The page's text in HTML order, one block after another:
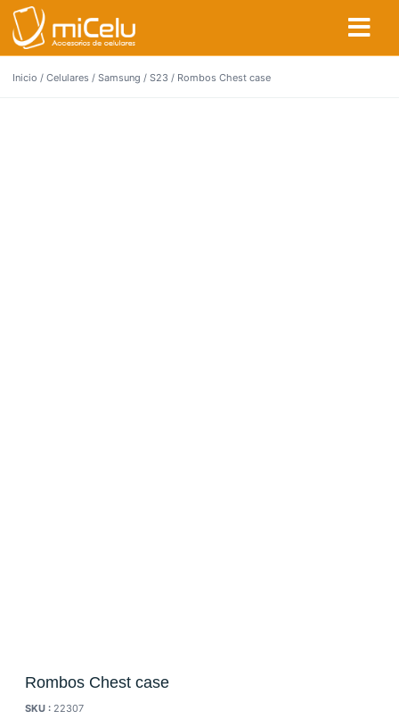
Inicio / Celulares / Samsung / S23 / Rombos Chest case
Rombos Chest case
SKU : 22307